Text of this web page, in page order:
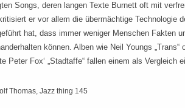
Songs, deren langen Texte Burnett oft mit
er vor allem die übermächtige Technologie
hat, dass immer weniger Menschen Fakten
können. Alben wie Neil Youngs „Trans“
Peter Fox‘ „Stadtaffe“ fallen einem als Vergleich
Thomas, Jazz thing 145